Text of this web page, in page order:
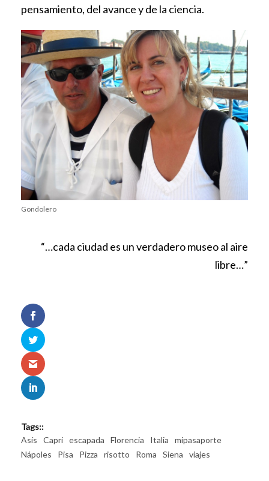
pensamiento, del avance y de la ciencia.
Gondolero
“…cada ciudad es un verdadero museo al aire
libre…”
Tags::
Asís
Capri escapada Florencia Italia
mipasaporte
Nápoles
Pisa Pizza risotto Roma Siena viajes